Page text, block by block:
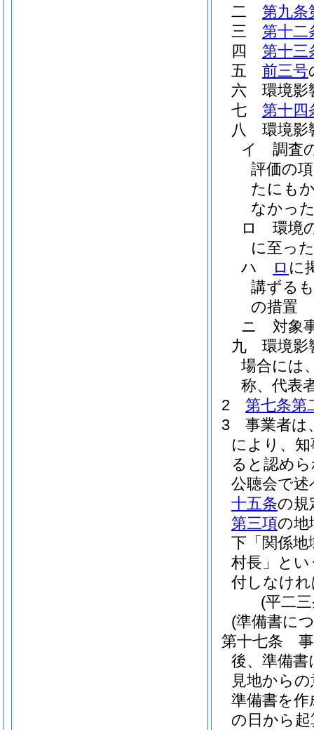
二
第九条
三
第十二
四
第十三
五
前三号
六
環境影
七
第十四
八
環境影
イ
調査
評価の
たにも
なかっ
ロ
環境
に至っ
ハ
ロ に
講ずる
の措置
ニ
対象
九
環境影
場合には
称、代表
2
第七条第
3
事業者は
により、
ると認め
公聴会で
十五条の規
第三項の地
下「関係地
村長」とい
付しなけ
(平二
(準備書に
第十七条
後、準備
見地から
準備書を
の日から